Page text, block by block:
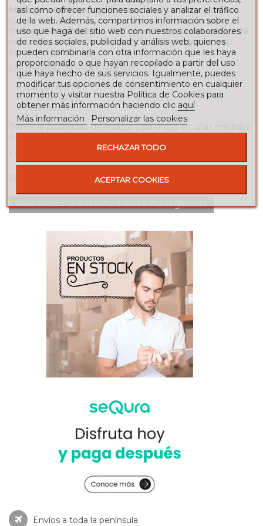
Mesa de centro en forja Toscaacabada en forja, de estilo
rústico con pata maciza fabricada en pletina y detalle
trenzado en el centro. Fabricada de manera artesanal, está
mesa decora por si misma toda la estancia gracias a su
forma y diseño.
Las medidas de esta mesa son:
Largo: 130 cm.
Ancho: 70 cm.
Alto: 45 cm.
Tienes la posibilidad de realizar esta mesa en unas medidas
distintas (consultar precio para otras medidas).
La tapa de cristal está incluida.
Para escribir una reseña debes estar registrado
Envíos a toda la península
así como ofrecer funciones sociales y analizar el tráfico
de la web. Además, compartimos información sobre el
uso que haga del sitio web con nuestros colaboradores
de redes sociales, publicidad y análisis web, quienes
pueden combinarla con otra información que les haya
proporcionado o que hayan recopilado a partir del uso
que haya hecho de sus servicios. Igualmente, puedes
modificar tus opciones de consentimiento en cualquier
momento y visitar nuestra Política de Cookies para
obtener más información haciendo clic aquí
Más información
Personalizar las cookies
RECHAZAR TODO
ACEPTAR COOKIES